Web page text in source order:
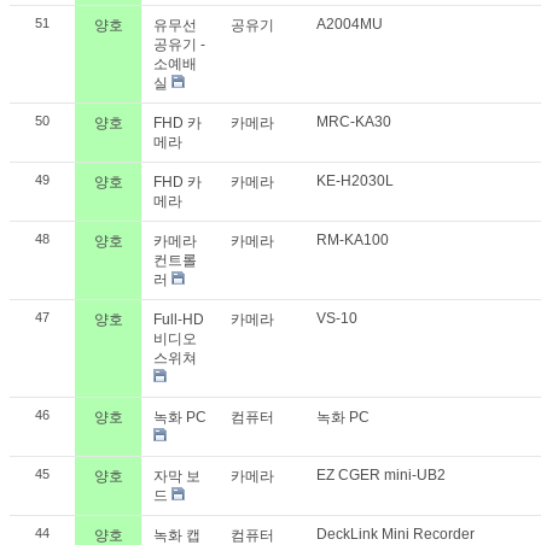
51 양호
유무선
공유기 -
소예배
실
공유기 A2004MU
50 양호
FHD 카
메라
카메라 MRC-KA30
49 양호
FHD 카
메라
카메라 KE-H2030L
48 양호
카메라
컨트롤
러
카메라 RM-KA100
47 양호
Full-HD
비디오
스위쳐
카메라 VS-10
46 양호 녹화 PC 컴퓨터 녹화 PC
45 양호
자막 보
드
카메라 EZ CGER mini-UB2
44 양호
녹화 캡
컴퓨터 DeckLink Mini Recorder